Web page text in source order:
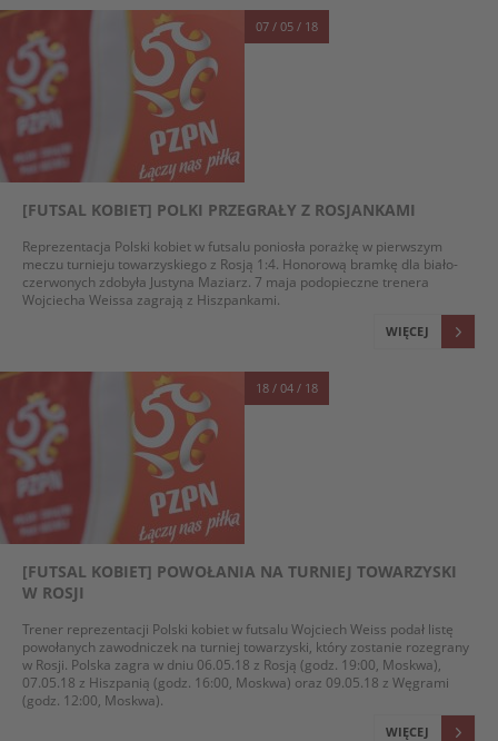
07 / 05 / 18
[FUTSAL KOBIET] POLKI PRZEGRAŁY Z ROSJANKAMI
Reprezentacja Polski kobiet w futsalu poniosła porażkę w pierwszym
meczu turnieju towarzyskiego z Rosją 1:4. Honorową bramkę dla biało-
czerwonych zdobyła Justyna Maziarz. 7 maja podopieczne trenera
Wojciecha Weissa zagrają z Hiszpankami.
WIĘCEJ
18 / 04 / 18
[FUTSAL KOBIET] POWOŁANIA NA TURNIEJ TOWARZYSKI
W ROSJI
Trener reprezentacji Polski kobiet w futsalu Wojciech Weiss podał listę
powołanych zawodniczek na turniej towarzyski, który zostanie rozegrany
w Rosji. Polska zagra w dniu 06.05.18 z Rosją (godz. 19:00, Moskwa),
07.05.18 z Hiszpanią (godz. 16:00, Moskwa) oraz 09.05.18 z Węgrami
(godz. 12:00, Moskwa).
WIĘCEJ